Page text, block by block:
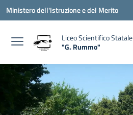
Vai ai contenuti
Vai al menu di navigazione
Vai al footer
Ministero dell'Istruzione e del Merito
Liceo Scientifico Statale
"G. Rummo"